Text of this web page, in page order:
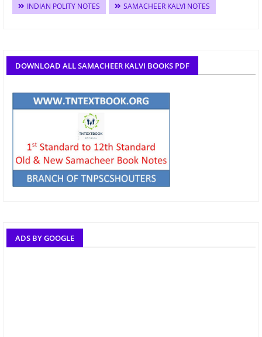
INDIAN POLITY NOTES
SAMACHEER KALVI NOTES
DOWNLOAD ALL SAMACHEER KALVI BOOKS PDF
ADS BY GOOGLE